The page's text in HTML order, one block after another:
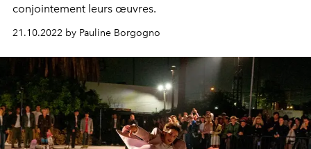
conjointement leurs œuvres.
21.10.2022 by Pauline Borgogno